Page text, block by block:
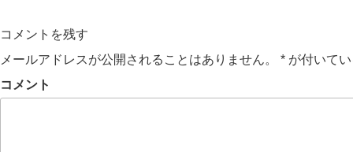
コメントを残す
メールアドレスが公開されることはありません。
* が付いて
コメント